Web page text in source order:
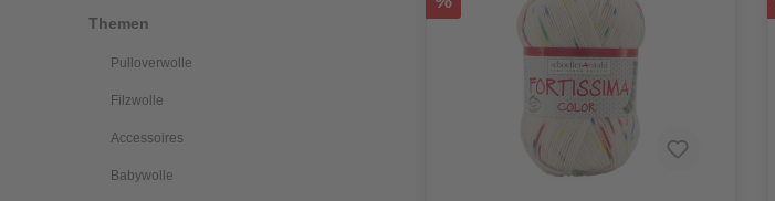
Themen
Pulloverwolle
Filzwolle
Accessoires
Babywolle